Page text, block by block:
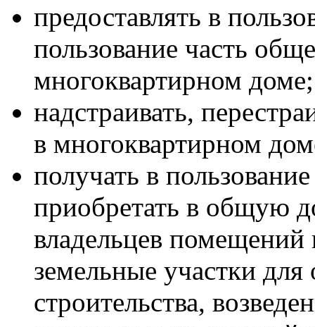
предоставлять в
пользование часть
многоквартирном доме;
надстраивать,
в многоквартирном
получать в
приобретать в общую
владельцев
земельные участки
строительства,